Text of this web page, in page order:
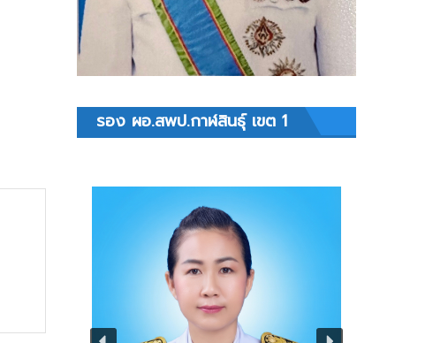
รอง ผอ.สพป.กาฬสินธุ์ เขต 1